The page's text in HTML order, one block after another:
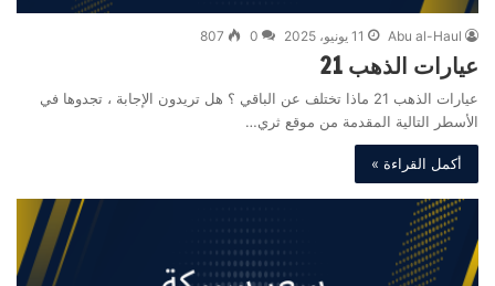
Abu al-Haul 11 يونيو، 2025 0
807
عيارات الذهب 21
عيارات الذهب 21 ماذا تختلف عن الباقي ؟ هل تريدون الإجابة ، تجدوها في
الأسطر التالية المقدمة من موقع ثري…
أكمل القراءة »